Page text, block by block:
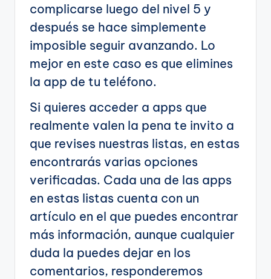
complicarse luego del nivel 5 y
después se hace simplemente
imposible seguir avanzando. Lo
mejor en este caso es que elimines
la app de tu teléfono.
Si quieres acceder a apps que
realmente valen la pena te invito a
que revises nuestras listas, en estas
encontrarás varias opciones
verificadas. Cada una de las apps
en estas listas cuenta con un
artículo en el que puedes encontrar
más información, aunque cualquier
duda la puedes dejar en los
comentarios, responderemos